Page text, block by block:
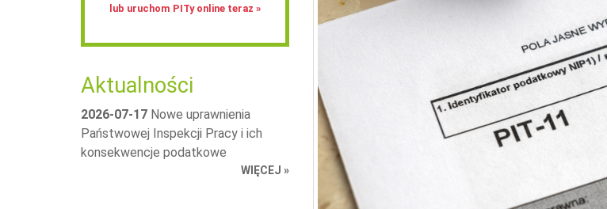
lub uruchom PITy online teraz »
Aktualności
2026-07-17 Nowe uprawnienia
Państwowej Inspekcji Pracy i ich
konsekwencje podatkowe
WIĘCEJ »